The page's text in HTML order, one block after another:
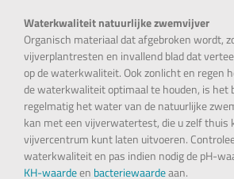
Waterkwaliteit natuurlijke zwemvijver
Organisch materiaal dat afgebroken wordt,
vijverplantresten en invallend blad dat
op de waterkwaliteit. Ook zonlicht en regen
de waterkwaliteit optimaal te houden, is het
regelmatig het water van de natuurlijke
kan met een vijverwatertest, die u zelf thuis
vijvercentrum kunt laten uitvoeren.
waterkwaliteit en pas indien nodig de pH-
KH-waardeen bacteriewaardeaan.